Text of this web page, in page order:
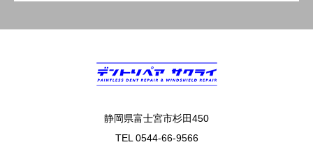
静岡県富士宮市杉田450
TEL 0544-66-9566